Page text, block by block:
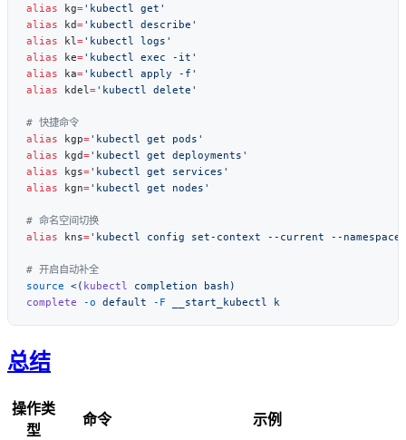
alias kg=
alias kd=
alias kl=
alias ke=
alias ka=
alias kdel=
alias kgp=
alias kgd=
alias kgs=
alias kgn=
alias kns=
source <( kubectl
complete -o default -F __start_kubectl
总结
操作类
型
命令 示例